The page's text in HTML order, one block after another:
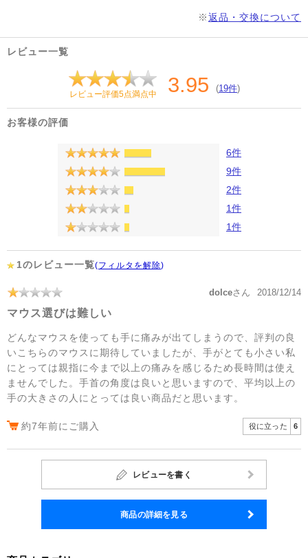
※返品・交換について
レビュー一覧
レビュー評価5点満点中 3.95 (19件)
お客様の評価
6件
9件
2件
1件
1件
1のレビュー一覧(フィルタを解除)
dolceさん 2018/12/14
マウス選びは難しい
どんなマウスを使っても手に痛みが出てしまうので、評判の良
いこちらのマウスに期待していましたが、手がとても小さい私
にとっては親指に今まで以上の痛みを感じるため長時間は使え
ませんでした。手首の角度は良いと思いますので、平均以上の
手の大きさの人にとっては良い商品だと思います。
約7年前にご購入 役に立った 6
レビューを書く
商品の詳細を見る